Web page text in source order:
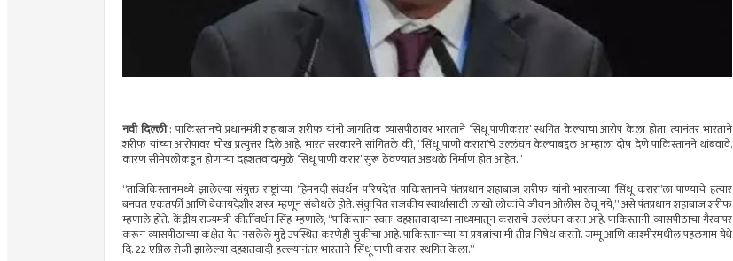
नवी दिल्ली: पाकिस्तानचे प्रधानमंत्री शहाबाज शरीफ यांनी जागतिक व्यासपीठावर भारताने ‘सिंधू पाणीकरार’ स्थगित केल्याचा आरोप केला होता. त्यानंतर भारताने
शरीफ यांच्या आरोपावर चोख प्रत्युत्तर दिले आहे. भारत सरकारने सांगितले की, “सिंधू पाणी करारा’चे उल्लंघन केल्याबद्दल आम्हाला दोष देणे पाकिस्तानने थांबवावे.
कारण सीमेपलीकडून होणार्‍या दहशतवादामुळे ‘सिंधू पाणी करार’ सुरू ठेवण्यात अडथळे निर्माण होत आहेत.”
“ताजिकिस्तानमध्ये झालेल्या संयुक्त राष्ट्रांच्या ‘हिमनदी संवर्धन परिषदे’त पाकिस्तानचे पंतप्रधान शहाबाज शरीफ यांनी भारताच्या ‘सिंधू करारा’ला पाण्याचे हत्यार
बनवत एकतर्फी आणि बेकायदेशीर शस्त्र म्हणून संबोधले होते. संकुचित राजकीय स्वार्थासाठी लाखो लोकांचे जीवन ओलीस ठेवू नये,” असे पंतप्रधान शहाबाज शरीफ
म्हणाले होते. केंद्रीय राज्यमंत्री कीर्तीवर्धन सिंह म्हणाले, “पाकिस्तान स्वतः दहशतवादाच्या माध्यमातून कराराचे उल्लंघन करत आहे. पाकिस्तानी व्यासपीठाचा गैरवापर
करून व्यासपीठाच्या कक्षेत येत नसलेले मुद्दे उपस्थित करणेही चुकीचा आहे. पाकिस्तानच्या या प्रयत्नांचा मी तीव्र निषेध करतो. जम्मू आणि काश्मीरमधील पहलगाम येथे
दि. 22 एप्रिल रोजी झालेल्या दहशतवादी हल्ल्यानंतर भारताने ‘सिंधू पाणी करार’ स्थगित केला.”